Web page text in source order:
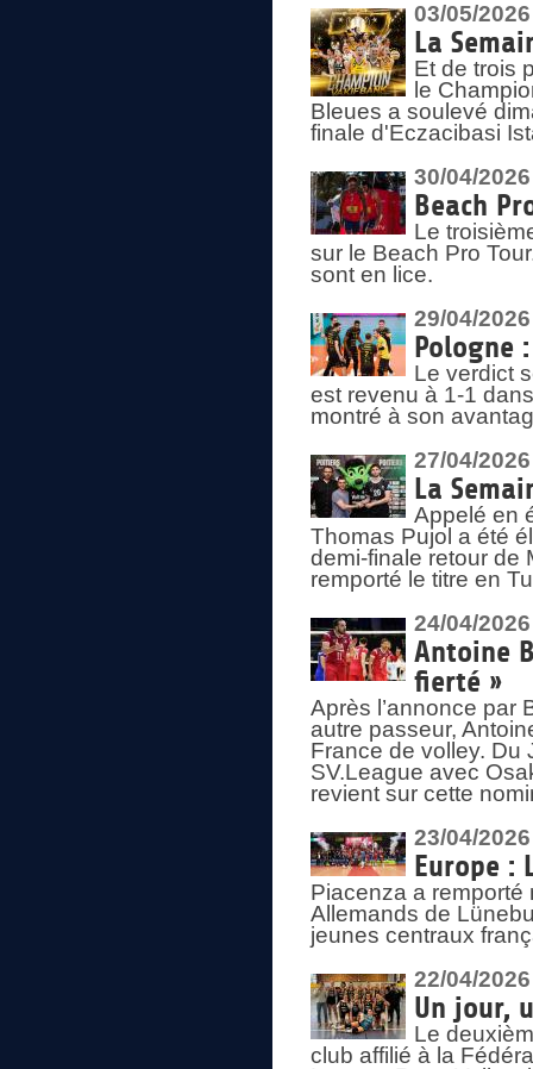
03/05/2026
La
Et de trois
le
Bleues a soulevé
finale d'Eczacibasi
30/04/2026
Beach
Le
sur le Beach Pro
sont en lice.
29/04/2026
Pologne
Le verdict
est revenu à 1-1
montré à son
27/04/2026
La
Appelé en
Thomas Pujol a été
demi-finale retour de
remporté le titre en
24/04/2026
Antoine
fierté »
Après l’annonce par
autre passeur,
France de volley. Du
SV.League avec
revient sur cette
23/04/2026
Europe :
Piacenza a remporté
Allemands de
jeunes centraux
22/04/2026
Un jour,
Le
club affilié à la